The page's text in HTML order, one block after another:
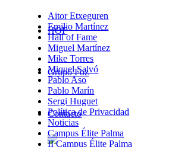
HOF
Grupo Foz
Contacto
Aitor Etxeguren
Emilio Martínez
Hall of Fame
Miguel Martínez
Mike Torres
Miquel Salvó
Pablo Aso
Pablo Marín
Sergi Huguet
Política de Privacidad
Noticias
Campus Élite Palma
II Campus Élite Palma